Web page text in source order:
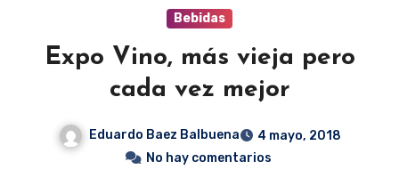
Bebidas
Expo Vino, más vieja pero
cada vez mejor
Eduardo Baez Balbuena
4 mayo, 2018
No hay comentarios